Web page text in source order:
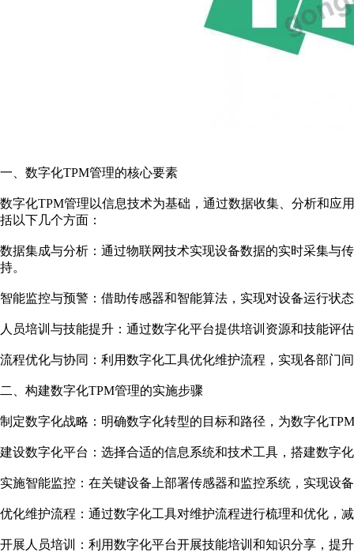
一、数字化TPM管理的核心要素
数字化TPM管理以信息技术为基础，通过数据收集、分析和应
括以下几个方面：
数据集成与分析：通过物联网技术实现设备数据的实时采集与
持。
智能监控与预警：借助传感器和智能算法，实现对设备运行状
人员培训与技能提升：通过数字化平台提供培训资源和技能评
流程优化与协同：利用数字化工具优化维护流程，实现各部门
二、构建数字化TPM管理的实施步骤
制定数字化战略：明确数字化转型的目标和路径，为数字化
建设数字化平台：选择合适的信息系统和技术工具，搭建数字
实施智能监控：在关键设备上部署传感器和监控系统，实现设
优化维护流程：通过数字化工具对维护流程进行梳理和优化，
开展人员培训：利用数字化平台开展技能培训和知识分享，提